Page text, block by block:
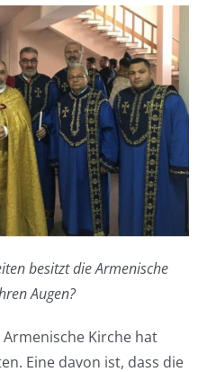
besitzt die Armenische
Augen?
Armenische Kirche hat
Eine davon ist, dass die